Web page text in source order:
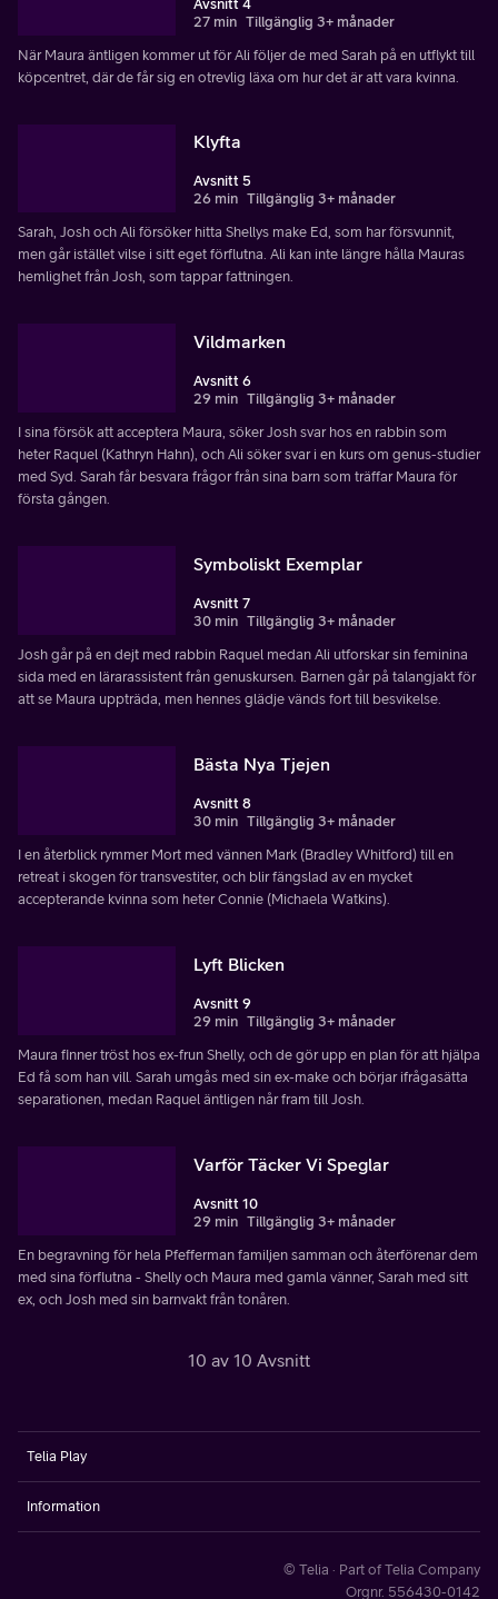
Avsnitt 4
27 min Tillgänglig 3+ månader
När Maura äntligen kommer ut för Ali följer de med Sarah på en utflykt till
köpcentret, där de får sig en otrevlig läxa om hur det är att vara kvinna.
Klyfta
Avsnitt 5
26 min Tillgänglig 3+ månader
Sarah, Josh och Ali försöker hitta Shellys make Ed, som har försvunnit,
men går istället vilse i sitt eget förflutna. Ali kan inte längre hålla Mauras
hemlighet från Josh, som tappar fattningen.
Vildmarken
Avsnitt 6
29 min Tillgänglig 3+ månader
I sina försök att acceptera Maura, söker Josh svar hos en rabbin som
heter Raquel (Kathryn Hahn), och Ali söker svar i en kurs om genus-studier
med Syd. Sarah får besvara frågor från sina barn som träffar Maura för
första gången.
Symboliskt Exemplar
Avsnitt 7
30 min Tillgänglig 3+ månader
Josh går på en dejt med rabbin Raquel medan Ali utforskar sin feminina
sida med en lärarassistent från genuskursen. Barnen går på talangjakt för
att se Maura uppträda, men hennes glädje vänds fort till besvikelse.
Bästa Nya Tjejen
Avsnitt 8
30 min Tillgänglig 3+ månader
I en återblick rymmer Mort med vännen Mark (Bradley Whitford) till en
retreat i skogen för transvestiter, och blir fängslad av en mycket
accepterande kvinna som heter Connie (Michaela Watkins).
Lyft Blicken
Avsnitt 9
29 min Tillgänglig 3+ månader
Maura finner tröst hos ex-frun Shelly, och de gör upp en plan för att hjälpa
Ed få som han vill. Sarah umgås med sin ex-make och börjar ifrågasätta
separationen, medan Raquel äntligen når fram till Josh.
Varför Täcker Vi Speglar
Avsnitt 10
29 min Tillgänglig 3+ månader
En begravning för hela Pfefferman familjen samman och återförenar dem
med sina förflutna - Shelly och Maura med gamla vänner, Sarah med sitt
ex, och Josh med sin barnvakt från tonåren.
10 av 10 Avsnitt
Telia Play
Information
© Telia · Part of Telia Company
Orgnr. 556430-0142